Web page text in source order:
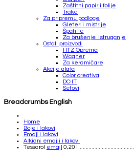
Zaštitni papir i folije
Trake
Za pripremu podloge
Gleteri i mistrije
Špahtle
Za brušenje i struganje
Ostali proizvodi
HTZ Oprema
Wagner
Za keramičare
Akcije alata
Color creativa
DO IT
Setovi
Breadcrumbs English
Home
Boje i lakovi
Emajl i lakovi
Alkidni emajli i lakovi
Tessarol emajl 0,20l